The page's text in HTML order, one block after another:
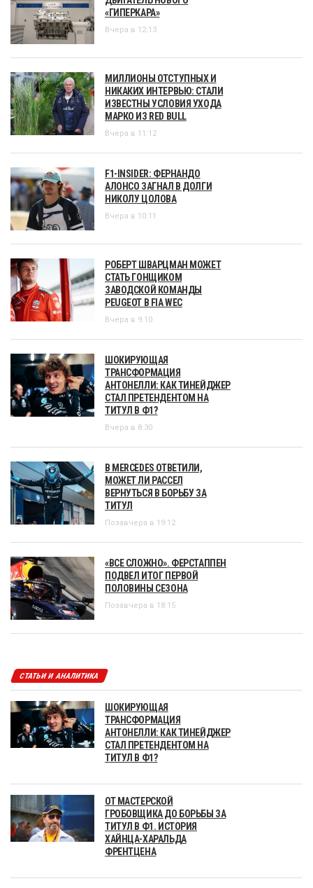
«ГИПЕРКАРА»
Вчера в 12:13
МИЛЛИОНЫ ОТСТУПНЫХ И
НИКАКИХ ИНТЕРВЬЮ: СТАЛИ
ИЗВЕСТНЫ УСЛОВИЯ УХОДА
МАРКО ИЗ RED BULL
Вчера в 11:12
F1-INSIDER: ФЕРНАНДО
АЛОНСО ЗАГНАЛ В ДОЛГИ
НИКОЛУ ЦОЛОВА
Вчера в 10:11
РОБЕРТ ШВАРЦМАН МОЖЕТ
СТАТЬ ГОНЩИКОМ
ЗАВОДСКОЙ КОМАНДЫ
PEUGEOT В FIA WEC
Вчера в 9:10
ШОКИРУЮЩАЯ
ТРАНСФОРМАЦИЯ
АНТОНЕЛЛИ: КАК ТИНЕЙДЖЕР
СТАЛ ПРЕТЕНДЕНТОМ НА
ТИТУЛ В Ф1?
Вчера в 8:30
В MERCEDES ОТВЕТИЛИ,
МОЖЕТ ЛИ РАССЕЛ
ВЕРНУТЬСЯ В БОРЬБУ ЗА
ТИТУЛ
Позавчера в 19:12
«ВСЕ СЛОЖНО». ФЕРСТАППЕН
ПОДВЕЛ ИТОГ ПЕРВОЙ
ПОЛОВИНЫ СЕЗОНА
Позавчера в 18:15
СТАТЬИ И АНАЛИТИКА
ШОКИРУЮЩАЯ
ТРАНСФОРМАЦИЯ
АНТОНЕЛЛИ: КАК ТИНЕЙДЖЕР
СТАЛ ПРЕТЕНДЕНТОМ НА
ТИТУЛ В Ф1?
ОТ МАСТЕРСКОЙ
ГРОБОВЩИКА ДО БОРЬБЫ ЗА
ТИТУЛ В Ф1. ИСТОРИЯ
ХАЙНЦА-ХАРАЛЬДА
ФРЕНТЦЕНА